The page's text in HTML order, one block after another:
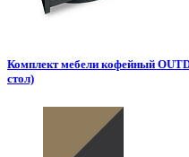
Комплект мебели кофейный
стол)